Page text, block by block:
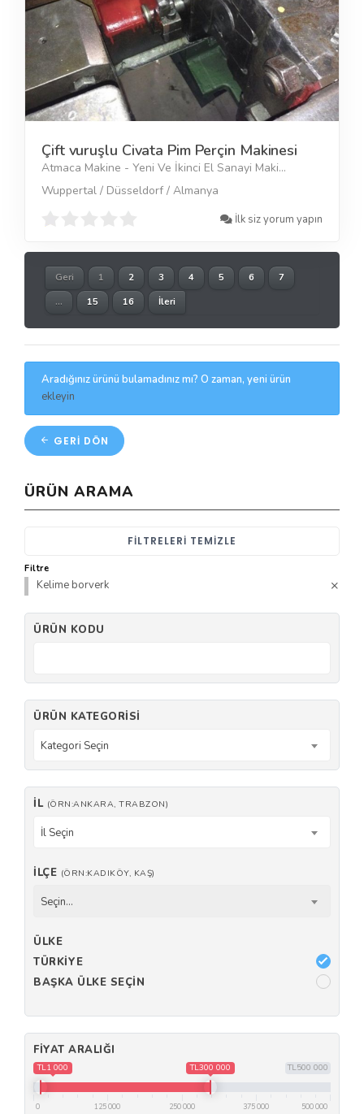
Çift vuruşlu Civata Pim Perçin Makinesi
Atmaca Makine - Yeni Ve İkinci El Sanayi Maki...
Wuppertal / Düsseldorf / Almanya
İlk siz yorum yapın
Geri 1 2 3 4 5 6
7
...
15 16 İleri
Aradığınız ürünü bulamadınız mı? O zaman, yeni ürün
ekleyin
GERI DÖN
ÜRÜN ARAMA
FILTRELERI TEMIZLE
Filtre
Kelime borverk
ÜRÜN KODU
ÜRÜN KATEGORISI
Kategori Seçin
İL (ÖRN:ANKARA, TRABZON)
İl Seçin
İLÇE (ÖRN:KADIKÖY, KAŞ)
Seçin...
ÜLKE
TÜRKIYE
BAŞKA ÜLKE SEÇIN
FIYAT ARALIĞI
TL500 000
TL1 000 TL300 000
0 125 000 250 000 375 000 500 000